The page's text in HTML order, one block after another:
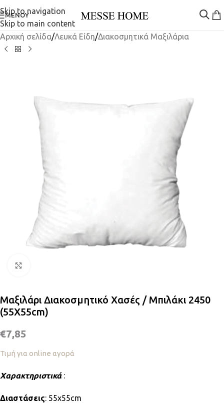
Skip to navigation
Skip to main content
ΜΕΝΟΎ
Αρχική σελίδα/Λευκά Είδη/Διακοσμητικά Μαξιλάρια
Μαξιλάρι Διακοσμητικό Χασές / Μπιλάκι 2450
(55Χ55cm)
€7,85
Τιμή για online αγορά
Χαρακτηριστικά :
Διαστάσεις: 55x55cm